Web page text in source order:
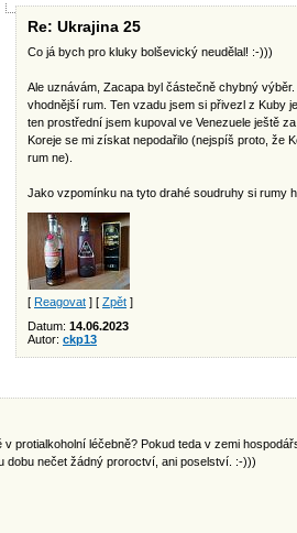
Re: Ukrajina 25
Co já bych pro kluky bolševický neudělal! :-)))
Ale uznávám, Zacapa byl částečně chybný
vhodnější rum. Ten vzadu jsem si přivezl z Kuby
ten prostřední jsem kupoval ve Venezuele ještě
Koreje se mi získat nepodařilo (nejspíš proto, že
rum ne).
Jako vzpomínku na tyto drahé soudruhy si rumy
[ Reagovat ] [ Zpět ]
Datum: 14.06.2023
Autor: ckp13
protialkoholní léčebně? Pokud teda v zemi
dobu nečet žádný proroctví, ani poselství. :-)))